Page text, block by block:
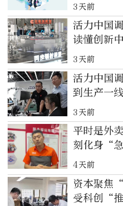
3天前
活力中国
读懂创新
3天前
活力中国
到生产一
后一公里”
3天前
平时是外
刻化身“
了身边的守
4天前
资本聚焦
受科创“